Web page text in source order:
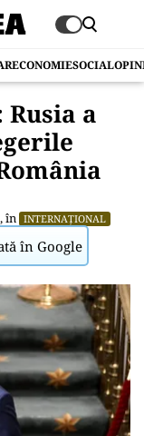
ECONOMIESOCIAL
a
, în INTERNAȚIONAL
în Google